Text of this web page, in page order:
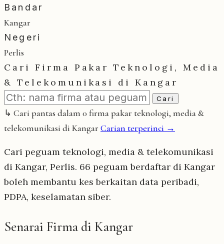
Bandar
Kangar
Negeri
Perlis
Cari Firma Pakar Teknologi, Media
& Telekomunikasi di Kangar
Cari
↳ Cari pantas dalam 0 firma pakar teknologi, media &
telekomunikasi di Kangar Carian terperinci →
Cari peguam teknologi, media & telekomunikasi
di Kangar, Perlis. 66 peguam berdaftar di Kangar
boleh membantu kes berkaitan data peribadi,
PDPA, keselamatan siber.
Senarai Firma di Kangar